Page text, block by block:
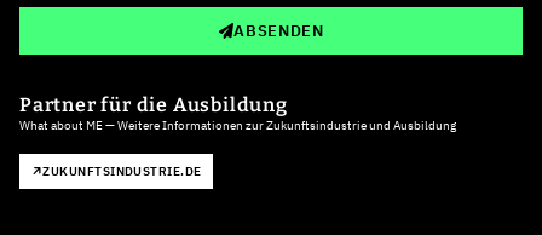
ABSENDEN
Partner für die Ausbildung
What about ME — Weitere Informationen zur Zukunftsindustrie und Ausbildung
ZUKUNFTSINDUSTRIE.DE